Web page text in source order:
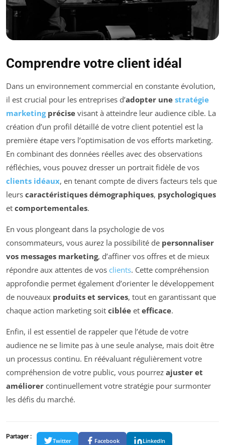
Comprendre votre client idéal
Dans un environnement commercial en constante évolution,
il est crucial pour les entreprises d’adopter une stratégie
marketingprécise visant à atteindre leur audience cible. La
création d’un profil détaillé de votre client potentiel est la
première étape vers l’optimisation de vos efforts marketing.
En combinant des données réelles avec des observations
réfléchies, vous pouvez dresser un portrait fidèle de vos
clients idéaux, en tenant compte de divers facteurs tels que
leurs caractéristiques démographiques, psychologiques
et comportementales.
En vous plongeant dans la psychologie de vos
consommateurs, vous aurez la possibilité de personnaliser
vos messages marketing, d’affiner vos offres et de mieux
répondre aux attentes de vos clients. Cette compréhension
approfondie permet également d’orienter le développement
de nouveaux produits et services, tout en garantissant que
chaque action marketing soit ciblée et efficace.
Enfin, il est essentiel de rappeler que l’étude de votre
audience ne se limite pas à une seule analyse, mais doit être
un processus continu. En réévaluant régulièrement votre
compréhension de votre public, vous pourrez ajuster et
améliorer continuellement votre stratégie pour surmonter
les défis du marché.
Partager :
Twitter Facebook LinkedIn